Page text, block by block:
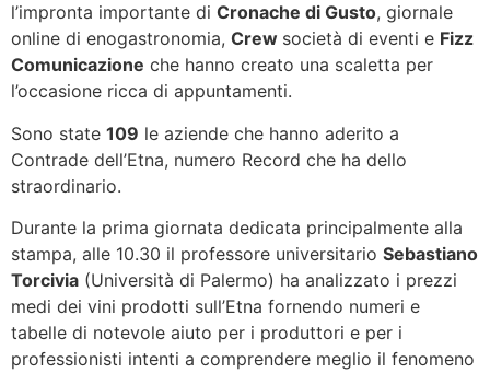
l’impronta importante di Cronache di Gusto, giornale
online di enogastronomia, Crew società di eventi e Fizz
Comunicazione che hanno creato una scaletta per
l’occasione ricca di appuntamenti.
Sono state 109 le aziende che hanno aderito a
Contrade dell’Etna, numero Record che ha dello
straordinario.
Durante la prima giornata dedicata principalmente alla
stampa, alle 10.30 il professore universitario Sebastiano
Torcivia (Università di Palermo) ha analizzato i prezzi
medi dei vini prodotti sull’Etna fornendo numeri e
tabelle di notevole aiuto per i produttori e per i
professionisti intenti a comprendere meglio il fenomeno